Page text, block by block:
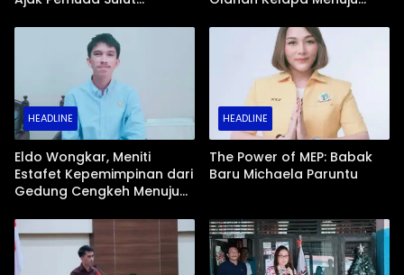
Lewat Aksi Nyata Era
HEADLINE
Eldo Wongkar, Meniti
Estafet Kepemimpinan dari
Gedung Cengkeh Menuju
HEADLINE
The Power of MEP: Babak
Baru Michaela Paruntu